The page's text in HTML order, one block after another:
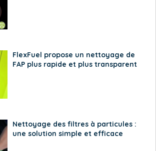
FlexFuel propose un nettoyage de
FAP plus rapide et plus transparent
Nettoyage des filtres à particules :
une solution simple et efficace